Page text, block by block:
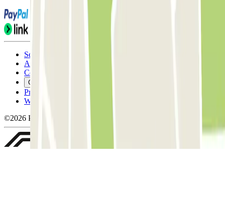
Servicevoorwaarden
Annuleringsvoorwaarden
Cookiebeleid
Cookies beheren
Privacybeleid
Whistleblowing
©2026 Parclick. All rights reserved